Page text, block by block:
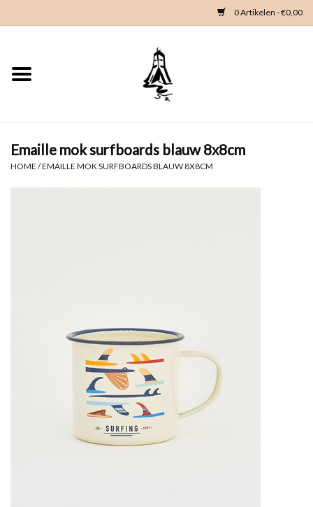
0 Artikelen - €0,00
Home
Kleding
Zeeland en Zeeuwse knop
Waterproof tassen
Emaille mok surfboards blauw 8x8cm
HOME /EMAILLE MOK SURFBOARDS BLAUW 8X8CM